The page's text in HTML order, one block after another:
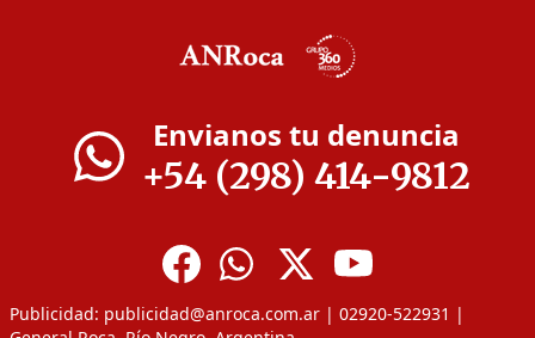
Envianos tu denuncia
+54 (298) 414-9812
Publicidad: publicidad@anroca.com.ar | 02920-522931 |